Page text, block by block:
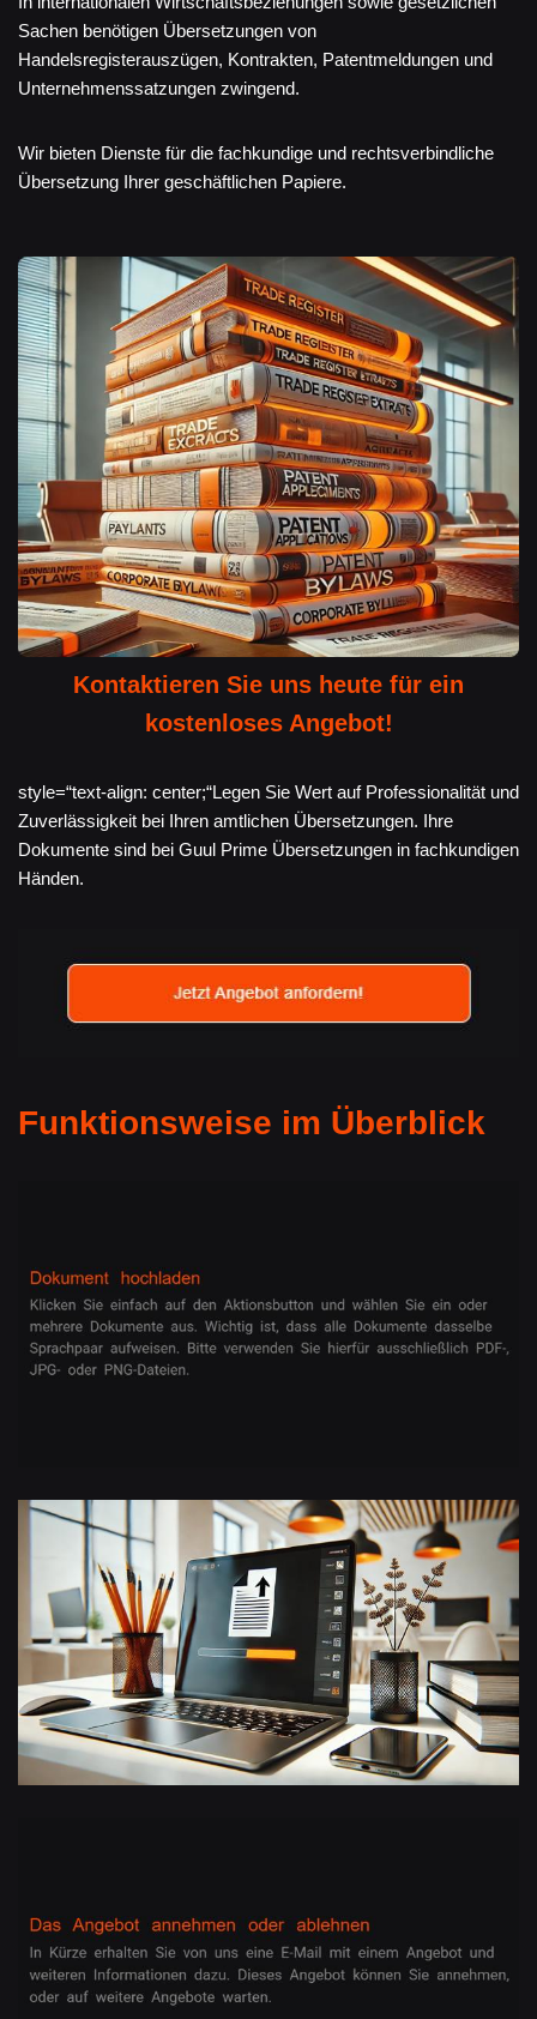
Sachen benötigen Übersetzungen von
Handelsregisterauszügen, Kontrakten, Patentmeldungen und
Unternehmenssatzungen zwingend.
Wir bieten Dienste für die fachkundige und rechtsverbindliche
Übersetzung Ihrer geschäftlichen Papiere.
Kontaktieren Sie uns heute für ein
kostenloses Angebot!
style=“text-align: center;“Legen Sie Wert auf Professionalität und
Zuverlässigkeit bei Ihren amtlichen Übersetzungen. Ihre
Dokumente sind bei Guul Prime Übersetzungen in fachkundigen
Händen.
Funktionsweise im Überblick